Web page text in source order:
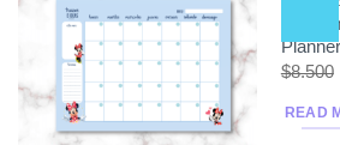
Mi
$8.500
READ